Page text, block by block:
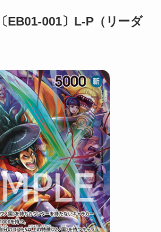
EB01-001〕L-P（リーダ